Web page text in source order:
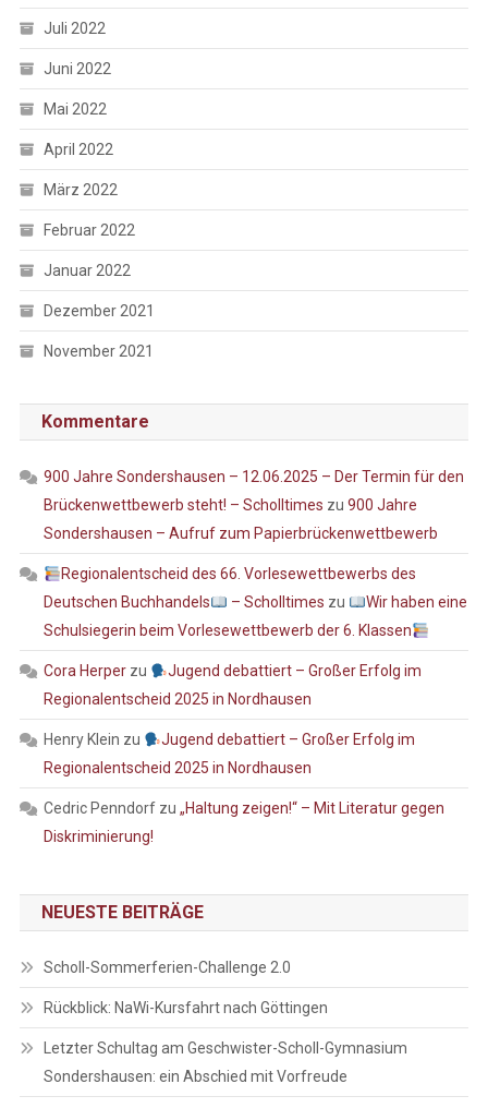
Juli 2022
Juni 2022
Mai 2022
April 2022
März 2022
Februar 2022
Januar 2022
Dezember 2021
November 2021
Kommentare
900 Jahre Sondershausen – 12.06.2025 – Der Termin für den
Brückenwettbewerb steht! – Scholltimes zu 900 Jahre
Sondershausen – Aufruf zum Papierbrückenwettbewerb
Regionalentscheid des 66. Vorlesewettbewerbs des
Deutschen Buchhandels
– Scholltimes zu
Wir haben eine
Schulsiegerin beim Vorlesewettbewerb der 6. Klassen
Cora Herperzu
Jugend debattiert – Großer Erfolg im
Regionalentscheid 2025 in Nordhausen
Henry Klein zu
Jugend debattiert – Großer Erfolg im
Regionalentscheid 2025 in Nordhausen
Cedric Penndorfzu „Haltung zeigen!“ – Mit Literatur gegen
Diskriminierung!
NEUESTE BEITRÄGE
Scholl-Sommerferien-Challenge 2.0
Rückblick: NaWi-Kursfahrt nach Göttingen
Letzter Schultag am Geschwister-Scholl-Gymnasium
Sondershausen: ein Abschied mit Vorfreude